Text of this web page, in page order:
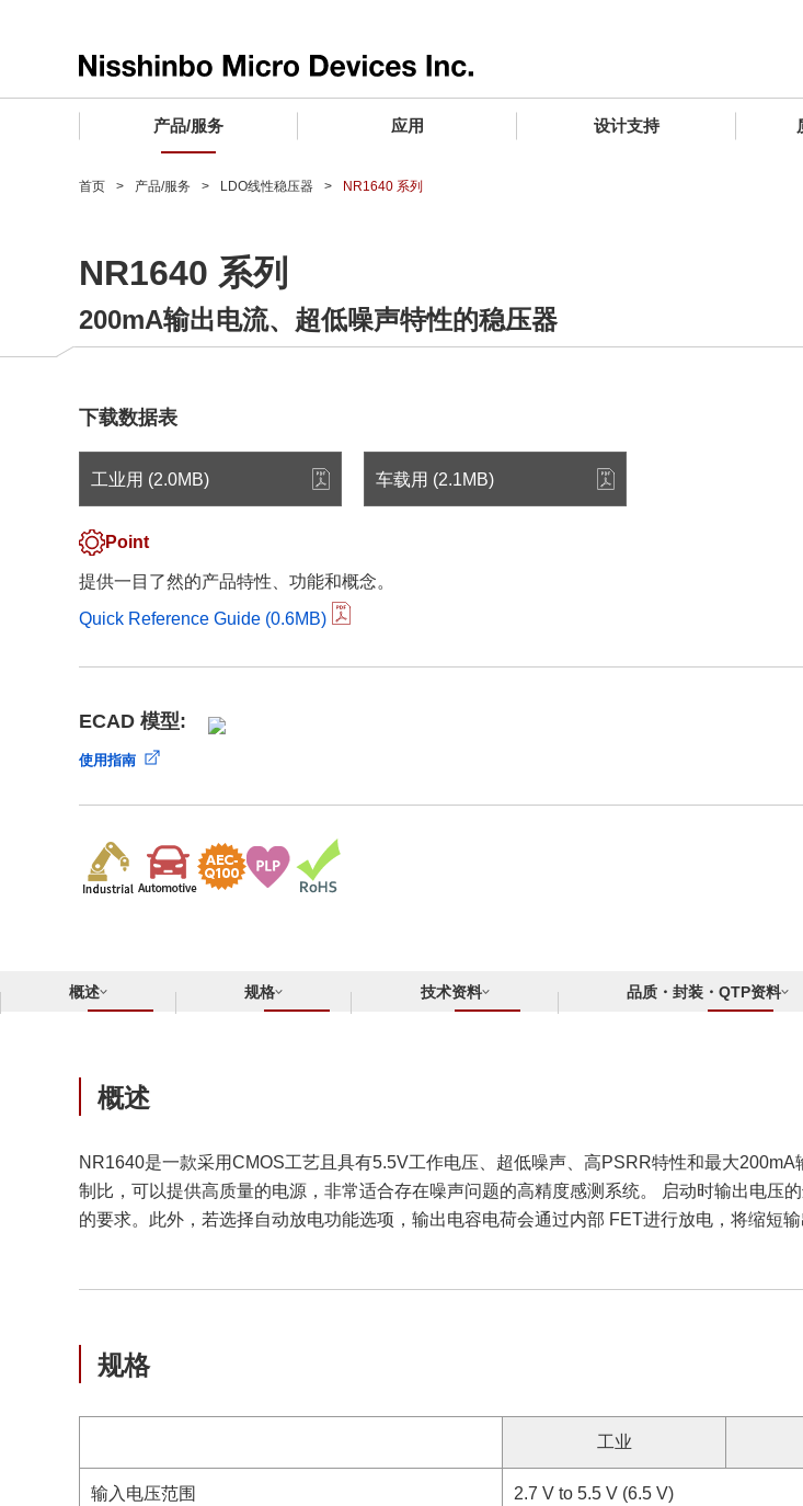
产品/服务
微波产品
晶圆代工服务
应用
车载用IC
工业设备用IC
微波产品
设计支持
微波产品
寻找交叉参考产品
电子器件
微波产品
微波产品
企业理念
公司简介
业务地点
CSR活动 (日本)
合规举报中心
了解⽇清纺微电⼦株式会社
首页 产品/服务 LDO线性稳压器 NR1640 系列
NR1640 系列
200mA输出电流、超低噪声特性的稳压器
下载数据表
工业用 (2.0MB) 车载用 (2.1MB)
Point
提供一目了然的产品特性、功能和概念。
Quick Reference Guide (0.6MB)
ECAD 模型:
使用指南
概述 规格 技术资料 品质・封装・QTP资料
概述
NR1640是一款采用CMOS工艺且具有5.5V工作电压、超低噪声、高PSRR特性和最大
制比，可以提供高质量的电源，非常适合存在噪声问题的高精度感测系统。 启动时输出电压
的要求。此外，若选择自动放电功能选项，输出电容电荷会通过内部 FET进行放电，将缩短输
规格
工业
输入电压范围 2.7 V to 5.5 V (6.5 V)